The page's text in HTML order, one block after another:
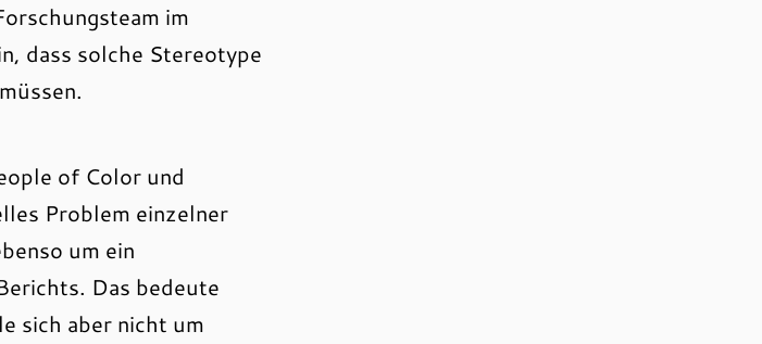
im
dass solche Stereotype
of Color und
Problem einzelner
um ein
Das bedeute
sich aber nicht um